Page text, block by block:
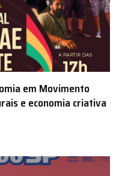
em Movimento
e economia criativa